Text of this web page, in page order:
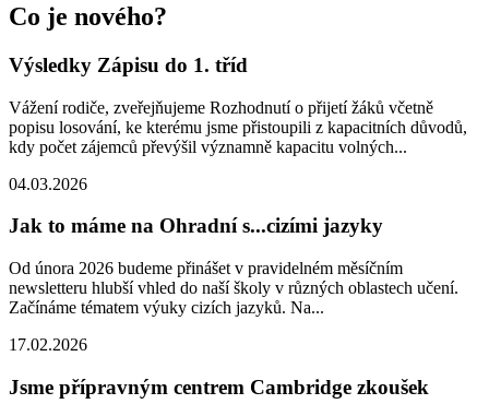
Co je nového?
Výsledky Zápisu do 1. tříd
Vážení rodiče, zveřejňujeme Rozhodnutí o přijetí žáků včetně
popisu losování, ke kterému jsme přistoupili z kapacitních důvodů,
kdy počet zájemců převýšil významně kapacitu volných...
04.03.2026
Jak to máme na Ohradní s...cizími jazyky
Od února 2026 budeme přinášet v pravidelném měsíčním
newsletteru hlubší vhled do naší školy v různých oblastech učení.
Začínáme tématem výuky cizích jazyků. Na...
17.02.2026
Jsme přípravným centrem Cambridge zkoušek